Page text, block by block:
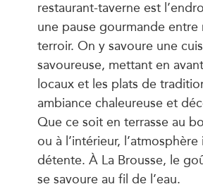
restaurant-taverne est
une pause gourmande entre
terroir. On y savoure une
savoureuse, mettant en
locaux et les plats de
ambiance chaleureuse et
Que ce soit en terrasse au
ou à l’intérieur,
détente. À La Brousse, le
se savoure au fil de l’eau.